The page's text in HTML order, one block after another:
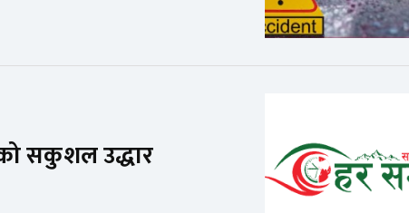
सकुशल उद्धार